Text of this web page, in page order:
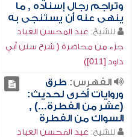
وتراجم رجال إسناده , ما
ينهى عنه أن يستنجى به
للشيخ: عبد المحسن العباد
جزء من محاضرة ( شرح سنن أبي
داود [011])
الفهرس: طرق
وروايات أخرى لحديث:
(عشر من الفطرة...) ,
السواك من الفطرة
للشيخ: عبد المحسن العباد